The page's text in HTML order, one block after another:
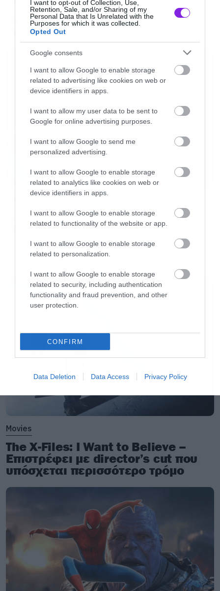
I want to opt-out of Collection, Use,
Retention, Sale, and/or Sharing of my
Personal Data that Is Unrelated with the
Purposes for which it was collected.
Opted Out
Google consents
I want to allow Google to enable storage
related to advertising like cookies on web or
device identifiers in apps.
I want to allow my user data to be sent to
Google for online advertising purposes.
I want to allow Google to send me
personalized advertising.
I want to allow Google to enable storage
related to analytics like cookies on web or
device identifiers in apps.
I want to allow Google to enable storage
related to functionality of the website or app.
I want to allow Google to enable storage
related to personalization.
I want to allow Google to enable storage
related to security, including authentication
functionality and fraud prevention, and other
user protection.
CONFIRM
Data Deletion Data Access Privacy Policy
Οι λόγοι της απόλυσης του Sid
Wilson από τους Slipknot
Απέλυσαν τον Sid Wilson οι
Slipknot!
Movies
The X-Files: I Want to Believe –
Επιστρέφει με director’s cut που
υπόσχεται περισσότερο τρόμο